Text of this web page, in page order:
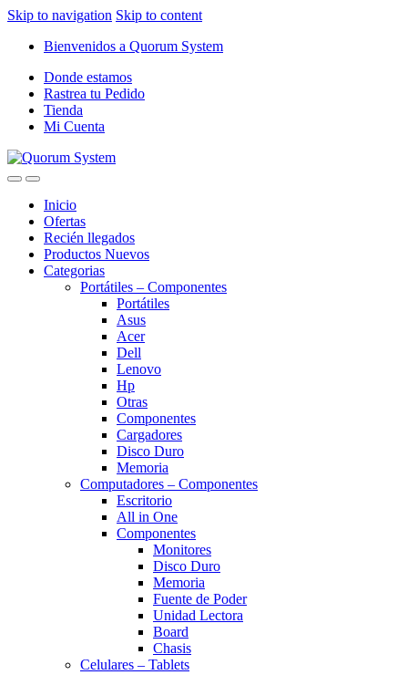
Skip to navigation Skip to content
Bienvenidos a Quorum System
Donde estamos
Rastrea tu Pedido
Tienda
Mi Cuenta
Inicio
Ofertas
Recién llegados
Productos Nuevos
Categorias
Portátiles – Componentes
Portátiles
Asus
Acer
Dell
Lenovo
Hp
Otras
Componentes
Cargadores
Disco Duro
Memoria
Computadores – Componentes
Escritorio
All in One
Componentes
Monitores
Disco Duro
Memoria
Fuente de Poder
Unidad Lectora
Board
Chasis
Celulares – Tablets